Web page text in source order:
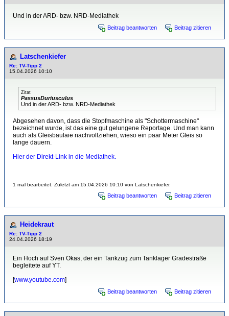
Und in der ARD- bzw. NRD-Mediathek
Beitrag beantworten Beitrag zitieren
Latschenkiefer
Re: TV-Tipp 2
15.04.2026 10:10
Zitat
PassusDuriusculus
Und in der ARD- bzw. NRD-Mediathek
Abgesehen davon, dass die Stopfmaschine als "Schottermaschine"
bezeichnet wurde, ist das eine gut gelungene Reportage. Und man kann
auch als Gleisbaulaie nachvollziehen, wieso ein paar Meter Gleis so
lange dauern.
Hier der Direkt-Link in die Mediathek.
1 mal bearbeitet. Zuletzt am 15.04.2026 10:10 von Latschenkiefer.
Beitrag beantworten Beitrag zitieren
Heidekraut
Re: TV-Tipp 2
24.04.2026 18:19
Ein Hoch auf Sven Okas, der ein Tankzug zum Tanklager Gradestraße
begleitete auf YT.
[www.youtube.com]
Beitrag beantworten Beitrag zitieren